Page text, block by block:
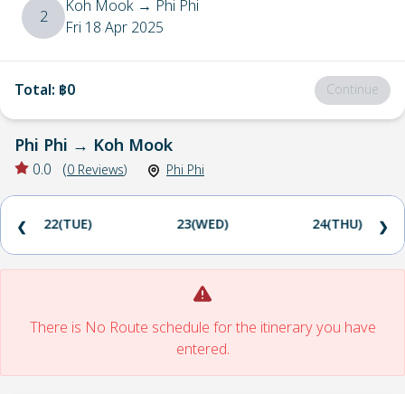
2 Koh Mook → Phi Phi
Fri 18 Apr 2025
Total: ฿0 Continue
Phi Phi → Koh Mook
0.0 (0 Reviews) Phi Phi
22(TUE) 23(WED) 24(THU)
❮ ❯
There is No Route schedule for the itinerary you have
entered.